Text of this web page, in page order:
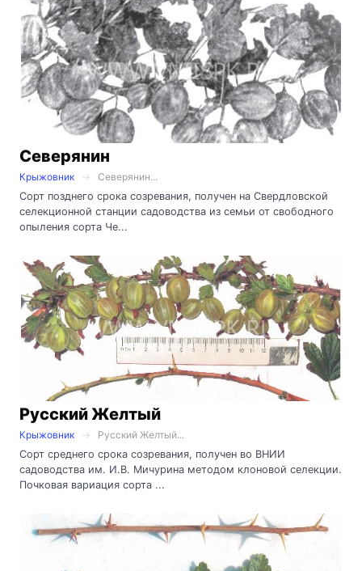
Северянин
Крыжовник
Северянин...
Сорт позднего срока созревания, получен на Свердловской
селекционной станции садоводства из семьи от свободного
опыления сорта Че...
Русский Желтый
Крыжовник
Русский Желтый...
Сорт среднего срока созревания, получен во ВНИИ
садоводства им. И.В. Мичурина методом клоновой селекции.
Почковая вариация сорта ...